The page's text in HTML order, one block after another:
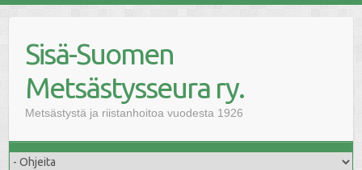
contentSisä-Suomen
Metsästysseura ry.
Metsästystä ja riistanhoitoa vuodesta 1926